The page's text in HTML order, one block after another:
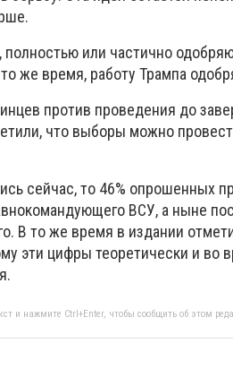
полностью или частично
же время, работу Трампа
против проведения до
что выборы можно
сейчас, то 46% опрошенных
ВСУ, а ныне
В то же время в издании
эти цифры теоретически и во
и нажмите Ctrl+Enter, чтобы сообщить об этом